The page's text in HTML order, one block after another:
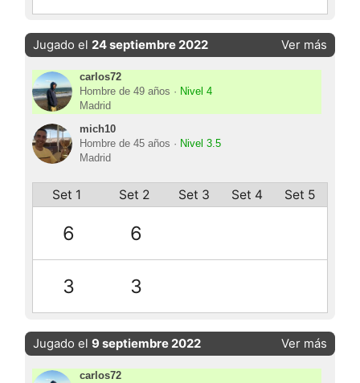
Jugado el 24 septiembre 2022 Ver más
carlos72
Hombre de 49 años · Nivel 4
Madrid
mich10
Hombre de 45 años · Nivel 3.5
Madrid
Set 1 Set 2 Set 3 Set 4 Set 5
6 6
3 3
Jugado el9 septiembre 2022 Ver más
carlos72